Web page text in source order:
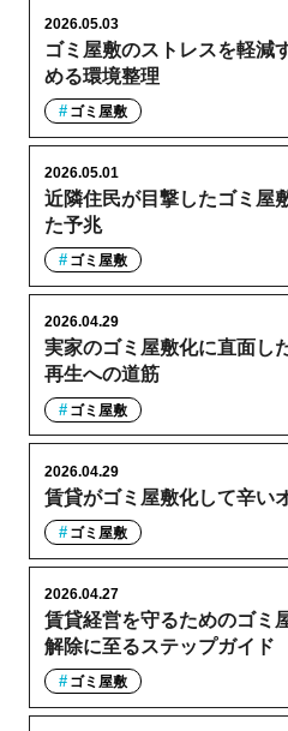
ゴミ屋敷のストレスを軽減
める環境整理
2026.05.03
ゴミ屋敷
近隣住民が目撃したゴミ屋
た予兆
2026.05.01
ゴミ屋敷
実家のゴミ屋敷化に直面し
再生への道筋
2026.04.29
ゴミ屋敷
賃貸がゴミ屋敷化して辛い
2026.04.29
ゴミ屋敷
賃貸経営を守るためのゴミ
解除に至るステップガイド
2026.04.27
ゴミ屋敷